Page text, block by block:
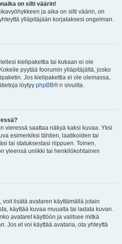
on silti väärin!
ja aika on silti väärin, on
ylläpitäjään korjataksesi ongelman.
kielipakettia tai kukaan ei ole
pyytää foorumin ylläpitäjältä, josko
Jos kielipakettia ei ole olemassa,
löytyy phpBB®:n sivuilta.
vieressä saattaa näkyä kaksi kuvaa. Yksi
esimerkiksi tähtien, laatikoiden tai
tai statuksestasi riippuen. Toinen,
yleensä uniikki tai henkilökohtainen
voit lisätä avataren käyttämällä jotain
käyttää kuvaa muualta tai ladata kuvan.
avataret käyttöön ja valitsee mitkä
Jos et voi käyttää avataria, ota yhteyttä